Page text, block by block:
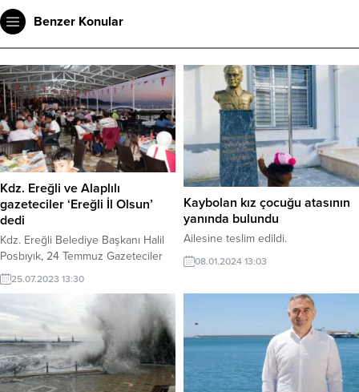
Benzer Konular
Kdz. Ereğli ve Alaplılı
gazeteciler ‘Ereğli İl Olsun’
dedi
Kdz. Ereğli Belediye Başkanı Halil
Posbıyık, 24 Temmuz Gazeteciler
ve Basın Bayramı’nda Ereğli ve
Alaplı bölgesindeki basın
mensupları ve aileleriyle Barış
Plajı’nda bir araya geldi.
Gazetecilerin gününü kutlayan
Başkan Posbıyık, plaj bölgesi için
önemli mesajlar verdi. Gazeteciler
Dernek Başkanları ile Alaplı ve
25.07.2023 13:30
Kaybolan kız çocuğu atasının
yanında bulundu
Ailesine teslim edildi.
08.01.2024 13:03